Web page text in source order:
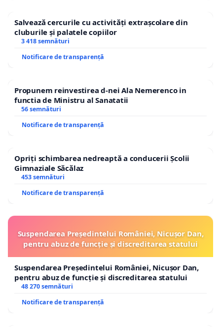
Salvează cercurile cu activități extrașcolare din
cluburile și palatele copiilor
3 418 semnături
Notificare de transparență
Propunem reinvestirea d-nei Ala Nemerenco in
functia de Ministru al Sanatatii
56 semnături
Notificare de transparență
Opriți schimbarea nedreaptă a conducerii Școlii
Gimnaziale Săcălaz
453 semnături
Notificare de transparență
Suspendarea Președintelui României, Nicușor Dan,
pentru abuz de funcție și discreditarea statului
Suspendarea Președintelui României, Nicușor Dan,
pentru abuz de funcție și discreditarea statului
48 270 semnături
Notificare de transparență